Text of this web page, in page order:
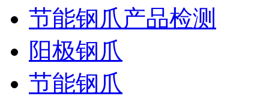
节能钢爪产品检测
阳极钢爪
节能钢爪